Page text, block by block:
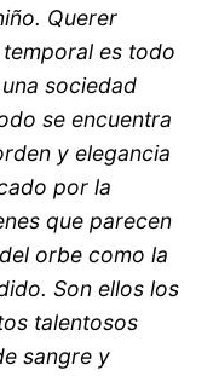
Querer
es todo
sociedad
se encuentra
y elegancia
por la
que parecen
orbe como la
Son ellos los
talentosos
sangre y